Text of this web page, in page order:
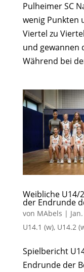
Pulheimer SC
wenig Punkten
Viertel zu
und gewannen
Während bei
Weibliche U14/
der Endrunde
von MAbels |
U14.1 (w), U14.2
Spielbericht
Endrunde der